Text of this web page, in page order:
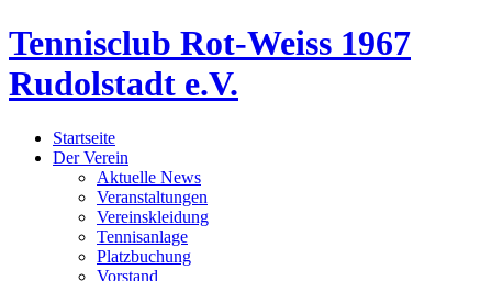
Tennisclub Rot-Weiss 1967
Rudolstadt e.V.
Startseite
Der Verein
Aktuelle News
Veranstaltungen
Vereinskleidung
Tennisanlage
Platzbuchung
Vorstand